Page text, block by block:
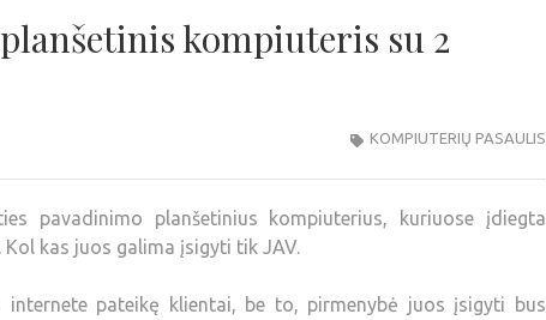
kompiuteris su 2
KOMPIUTERIŲ PASAULIS
pavadinimo planšetinius kompiuterius, kuriuose įdiegta
Kol kas juos galima įsigyti tik JAV.
internete pateikę klientai, be to, pirmenybė juos įsigyti bus